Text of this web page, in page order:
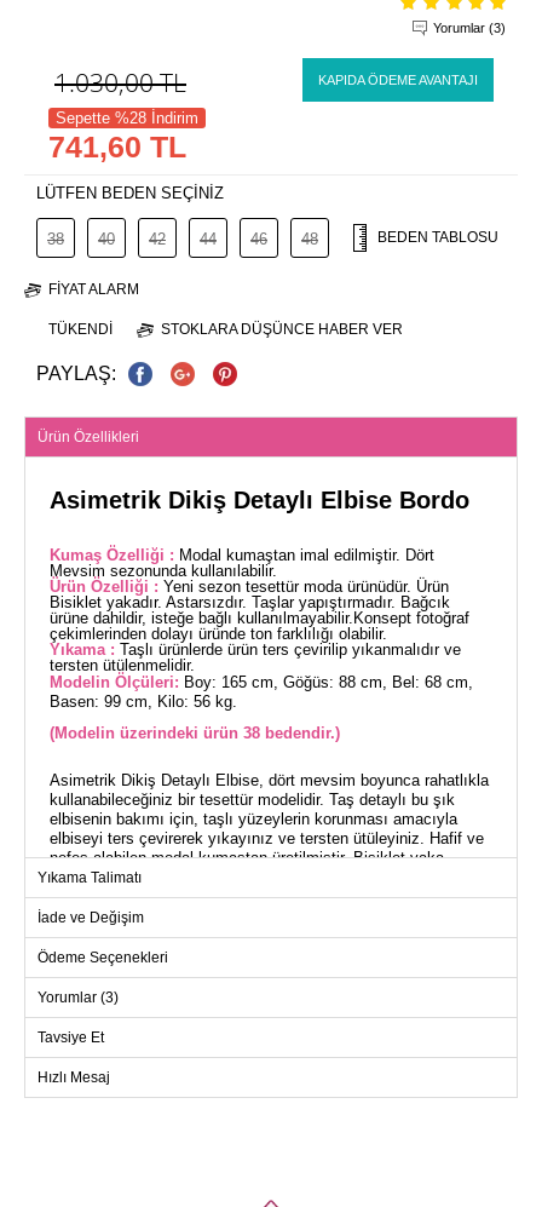
Yorumlar (3)
1.030,00TL KAPIDA ÖDEME AVANTAJI
Sepette %28 İndirim
741,60 TL
LÜTFEN BEDEN SEÇİNİZ
38 40 42 44 46 48 BEDEN TABLOSU
FIYAT ALARM
TÜKENDI STOKLARA DÜŞÜNCE HABER VER
PAYLAŞ:
Ürün Özellikleri
Asimetrik Dikiş Detaylı Elbise Bordo
Kumaş Özelliği : Modal kumaştan imal edilmiştir. Dört
Mevsim sezonunda kullanılabilir.
Ürün Özelliği : Yeni sezon tesettür moda ürünüdür. Ürün
Bisiklet yakadır. Astarsızdır. Taşlar yapıştırmadır. Bağcık
ürüne dahildir, isteğe bağlı kullanılmayabilir.Konsept fotoğraf
çekimlerinden dolayı üründe ton farklılığı olabilir.
Yıkama : Taşlı ürünlerde ürün ters çevirilip yıkanmalıdır ve
tersten ütülenmelidir.
Modelin Ölçüleri: Boy: 165 cm, Göğüs: 88 cm, Bel: 68 cm,
Basen: 99 cm, Kilo: 56 kg.
(Modelin üzerindeki ürün 38 bedendir.)
Asimetrik Dikiş Detaylı Elbise, dört mevsim boyunca rahatlıkla
kullanabileceğiniz bir tesettür modelidir. Taş detaylı bu şık
elbisenin bakımı için, taşlı yüzeylerin korunması amacıyla
elbiseyi ters çevirerek yıkayınız ve tersten ütüleyiniz. Hafif ve
nefes alabilen modal kumaştan üretilmiştir. Bisiklet yaka
tasarımıyla modern bir görünüm sunar. Astarsız yapısıyla
hafifliği ön plandadır. Üründe yer alan taşlar yapıştırma olup,
yanında gelen bağcık isteğe bağlı kullanılabilir. Bu elbise ile
zarafetinizi her ortamda konuşturun.
38
104
136
Yıkama Talimatı
İade ve Değişim
Ödeme Seçenekleri
Yorumlar (3)
Tavsiye Et
Hızlı Mesaj